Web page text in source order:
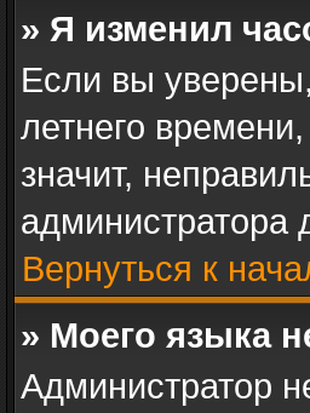
» Я изменил
Если вы
летнего
значит,
администратора
Вернуться к
» Моего языка
Администратор